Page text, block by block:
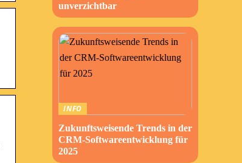
unverzichtbar
INFO
Zukunftsweisende Trends in der
CRM-Softwareentwicklung für
2025